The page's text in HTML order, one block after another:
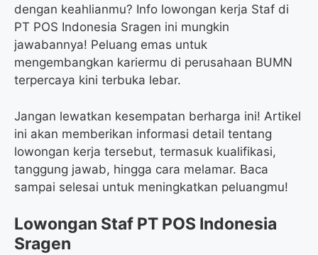
dengan keahlianmu? Info lowongan kerja Staf di
PT POS Indonesia Sragen ini mungkin
jawabannya! Peluang emas untuk
mengembangkan kariermu di perusahaan BUMN
terpercaya kini terbuka lebar.
Jangan lewatkan kesempatan berharga ini! Artikel
ini akan memberikan informasi detail tentang
lowongan kerja tersebut, termasuk kualifikasi,
tanggung jawab, hingga cara melamar. Baca
sampai selesai untuk meningkatkan peluangmu!
Lowongan Staf PT POS Indonesia
Sragen